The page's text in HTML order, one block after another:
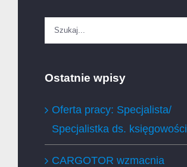
Szukaj
Ostatnie wpisy
Oferta pracy: Specjalista/
Specjalistka ds. księgowości
CARGOTOR wzmacnia